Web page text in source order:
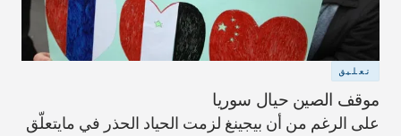
تعليق
موقف الصين حيال سوريا
على الرغم من أن بيجينغ لزمت الحياد الحذر في مايتعلّق